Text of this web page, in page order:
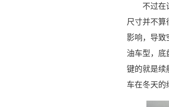
不过在
尺寸并不算
影响，导致
油车型，底
键的就是续
车在冬天的